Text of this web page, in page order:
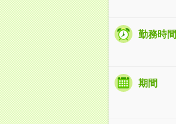
勤務時間
期間